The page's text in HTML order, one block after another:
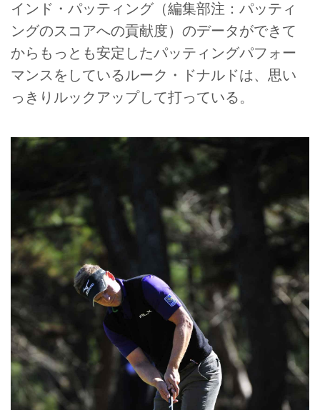
インド・パッティング（編集部注：パッティ
ングのスコアへの貢献度）のデータができて
からもっとも安定したパッティングパフォー
マンスをしているルーク・ドナルドは、思い
っきりルックアップして打っている。